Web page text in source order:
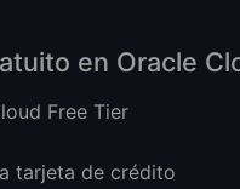
en Oracle
Free Tier
tarjeta de crédito